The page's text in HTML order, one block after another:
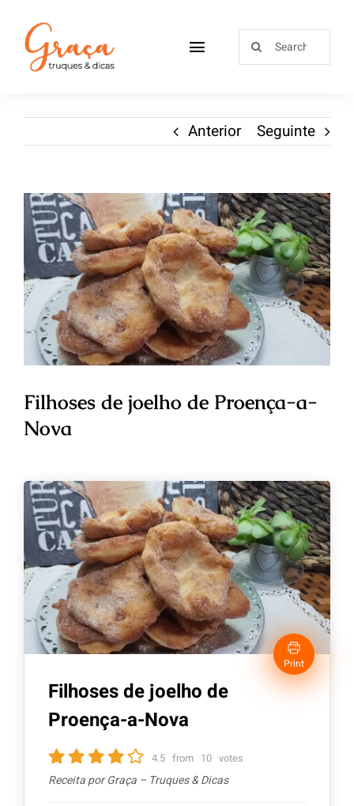
Receitas
Sobre
Loja
Blog
Contactos
Anterior Seguinte
Filhoses de joelho de Proença-a-
Nova
Print
Filhoses de joelho de
Proença-a-Nova
4.5 from 10 votes
Receita por Graça – Truques & Dicas